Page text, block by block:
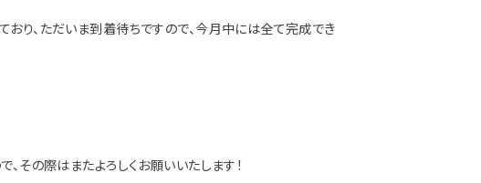
り、ただいま到着待ちですので、今月中には全て完成でき
その際はまたよろしくお願いいたします！